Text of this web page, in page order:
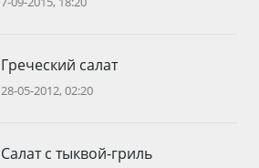
Греческий салат
28-05-2012, 02:20
Салат с тыквой-гриль